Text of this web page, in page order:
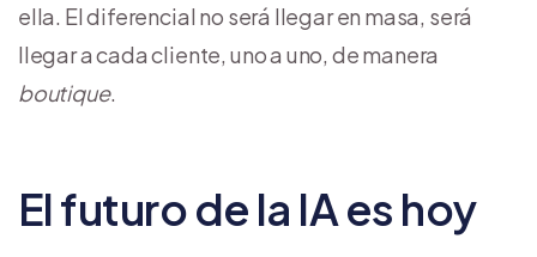
ella. El diferencial no será llegar en masa, será
llegar a cada cliente, uno a uno, de manera
boutique.
El futuro de la IA es hoy